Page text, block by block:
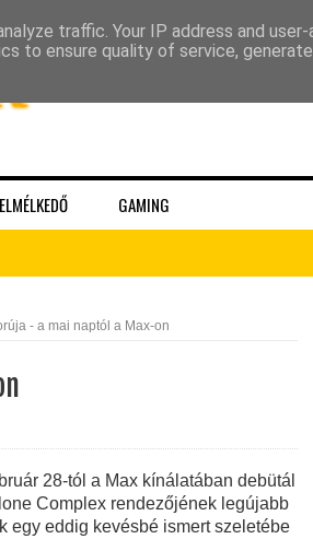
ELMÉLKEDŐ GAMING
játéka látszik minden képkockán
- a mai naptól a Max-on
28-tól a Max kínálatában debütál
Complex rendezőjének legújabb
egy eddig kevésbé ismert szeletébe
traffic. Your IP address and
to ensure quality of service,